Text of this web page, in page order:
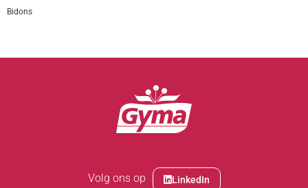
Bidons
Volg ons op LinkedIn